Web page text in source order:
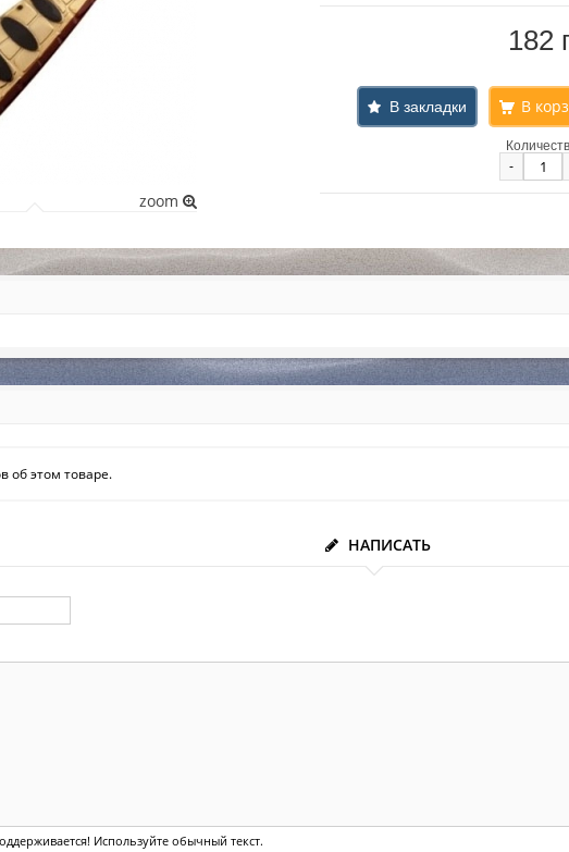
zoom
182
В закладки
-
об этом товаре.
НАПИСАТЬ
Используйте обычный текст.